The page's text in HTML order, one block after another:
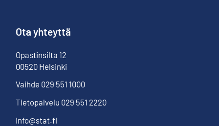
Ota yhteyttä
Opastinsilta 12
00520 Helsinki
Vaihde 029 551 1000
Tietopalvelu 029 551 2220
info@stat.fi